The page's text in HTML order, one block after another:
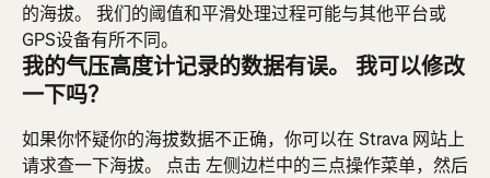
的海拔。 我们的阈值和平滑处理过程可能与其他平台或
GPS设备有所不同。
我的气压高度计记录的数据有误。 我可以修改
一下吗？
如果你怀疑你的海拔数据不正确，你可以在 Strava 网站上
请求查一下海拔。 点击 左侧边栏中的三点操作菜单，然后